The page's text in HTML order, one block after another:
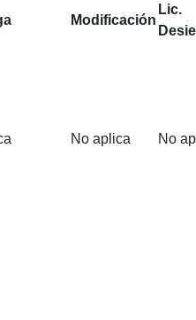
Modificación
Lic.
No aplica No